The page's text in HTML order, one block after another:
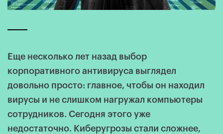
Еще несколько лет назад выбор
корпоративного антивируса выглядел
довольно просто: главное, чтобы он находил
вирусы и не слишком нагружал компьютеры
сотрудников. Сегодня этого уже
недостаточно. Киберугрозы стали сложнее,